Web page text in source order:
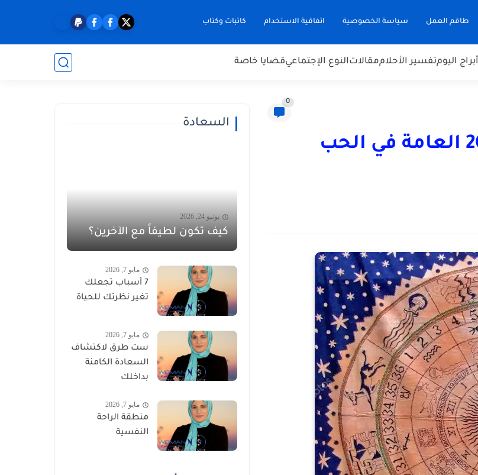
طاقم العمل سياسة الخصوصية اتفاقية الاستخدام كاتبات وكتاب
أبراج اليومتفسير الأحلاممقالاتالنوع الإجتماعيقضايا خاصة
0
أبراج اليوم الاثنين، 19 مايو 2025 العامة في الحب
السعادة
يونيو 24, 2026
كيف تكون لطيفاً مع الآخرين؟
مايو 7, 2026
7 أسباب تجعلك
تغير نظرتك للحياة
مايو 7, 2026
ست طرق لاكتشاف
السعادة الكامنة
بداخلك
مايو 7, 2026
منطقة الراحة
النفسية